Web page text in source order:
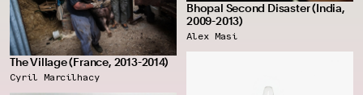
Bhopal Second Disaster (India,
2009-2013)
Alex Masi
The Village (France, 2013-2014)
Cyril Marcilhacy